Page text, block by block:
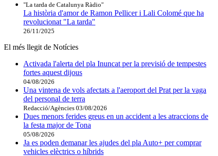
"La tarda de Catalunya Ràdio"
La història d'amor de Ramon Pellicer i Lali Colomé que ha
revolucionat "La tarda"
26/11/2025
El més llegit de Notícies
Activada l'alerta del pla Inuncat per la previsió de tempestes
fortes aquest dijous
04/08/2026
Una vintena de vols afectats a l'aeroport del Prat per la vaga
del personal de terra
Redacció/Agències 03/08/2026
Dues menors ferides greus en un accident a les atraccions de
la festa major de Tona
05/08/2026
Ja es poden demanar les ajudes del pla Auto+ per comprar
vehicles elèctrics o híbrids